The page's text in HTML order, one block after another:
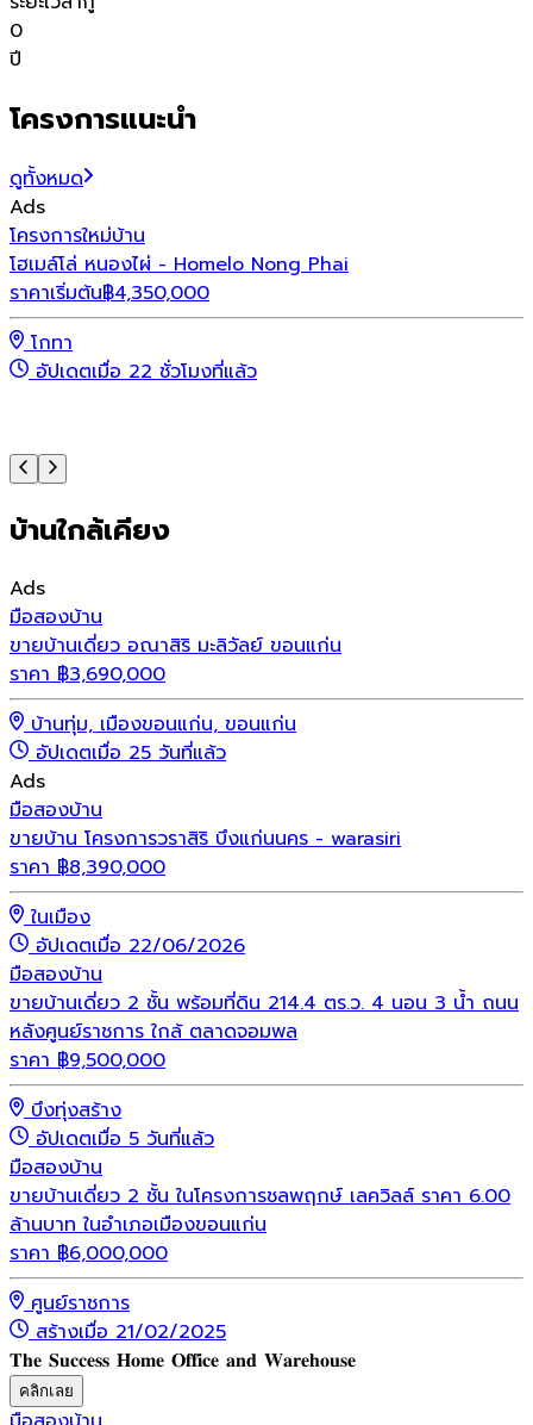
0
ปี
โครงการแนะนำ
ดูทั้งหมด
Ads
โครงการใหม่บ้าน
โฮเมล์โล่ หนองไผ่ - Homelo Nong Phai
ราคาเริ่มต้น฿4,350,000
โกทา
อัปเดตเมื่อ 22 ชั่วโมงที่แล้ว
บ้านใกล้เคียง
Ads
มือสองบ้าน
ขายบ้านเดี่ยว อณาสิริ มะลิวัลย์ ขอนแก่น
ราคา ฿3,690,000
บ้านทุ่ม, เมืองขอนแก่น, ขอนแก่น
อัปเดตเมื่อ 25 วันที่แล้ว
Ads
มือสองบ้าน
ขายบ้าน โครงการวราสิริ บึงแก่นนคร - warasiri
ราคา ฿8,390,000
ในเมือง
อัปเดตเมื่อ 22/06/2026
มือสองบ้าน
ขายบ้านเดี่ยว 2 ชั้น พร้อมที่ดิน 214.4 ตร.ว. 4 นอน 3 น้ำ ถนน
หลังศูนย์ราชการ ใกล้ ตลาดจอมพล
ราคา ฿9,500,000
บึงทุ่งสร้าง
อัปเดตเมื่อ 5 วันที่แล้ว
มือสองบ้าน
ขายบ้านเดี่ยว 2 ชั้น ในโครงการชลพฤกษ์ เลควิลล์ ราคา 6.00
ล้านบาท ในอำเภอเมืองขอนแก่น
ราคา ฿6,000,000
ศูนย์ราชการ
สร้างเมื่อ 21/02/2025
𝐓𝐡𝐞 𝐒𝐮𝐜𝐜𝐞𝐬𝐬 𝐇𝐨𝐦𝐞 𝐎𝐟𝐟𝐢𝐜𝐞 𝐚𝐧𝐝 𝐖𝐚𝐫𝐞𝐡𝐨𝐮𝐬𝐞
คลิกเลย